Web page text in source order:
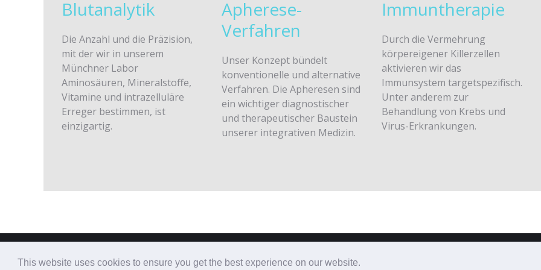
This website uses cookies to ensure you get the best experience on our website.
Blutanalytik
Die Anzahl und die Präzision,
mit der wir in unserem
Münchner Labor
Aminosäuren, Mineralstoffe,
Vitamine und intrazelluläre
Erreger bestimmen, ist
einzigartig.
Apherese-
Verfahren
Unser Konzept bündelt
konventionelle und alternative
Verfahren. Die Apheresen sind
ein wichtiger diagnostischer
und therapeutischer Baustein
unserer integrativen Medizin.
Immuntherapie
Durch die Vermehrung
körpereigener Killerzellen
aktivieren wir das
Immunsystem targetspezifisch.
Unter anderem zur
Behandlung von Krebs und
Virus-Erkrankungen.